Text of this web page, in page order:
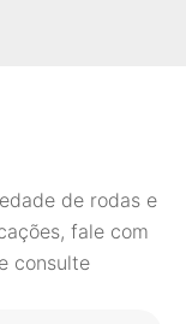
de rodas e
fale com
consulte